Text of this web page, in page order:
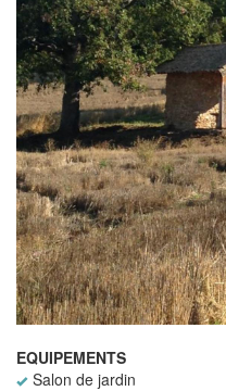
EQUIPEMENTS
Salon de jardin